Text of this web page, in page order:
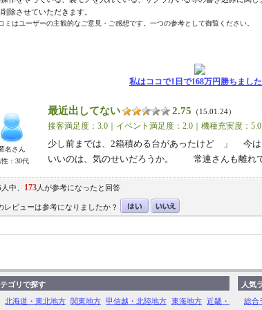
除させていただきます。
ミはユーザーの主観的なご意見・ご感想です。一つの参考として御覧ください。
私はココで1日で168万円勝ちました
名さん
性：30代
最近出してない 2.75 （15.01.24）
接客満足度：3.0｜イベント満足度：2.0｜機種充実度：5.0
少し前までは、2箱積める台があったけど 」 今は
いいのは、気のせいだろうか。 常連さんも離
中、 173 人が参考になったと回答
レビューは参考になりましたか？
ゴリで探す
北海道・東北地方 関東地方 甲信越・北陸地方 東海地方 近畿・
人気
総合